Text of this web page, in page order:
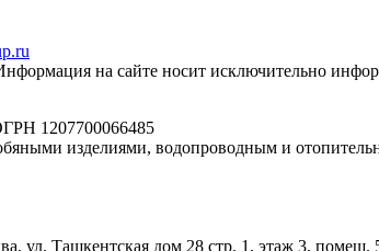
на сайте носит исключительно
1207700066485
изделиями, водопроводным и
ул. Ташкентская дом 28 стр. 1, этаж 3, помещ.